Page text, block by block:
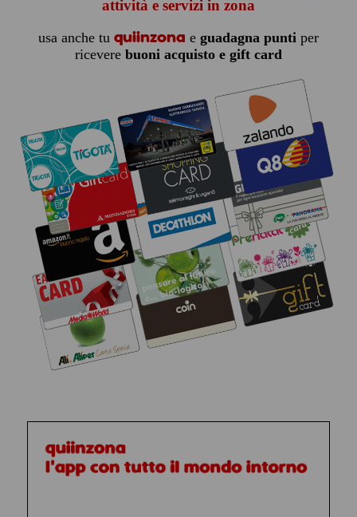
attività e servizi in zona
usa anche tu quiinzona e guadagna puntiper
ricevere buoni acquisto e gift card